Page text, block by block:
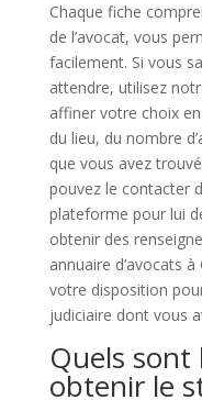
Chaque fiche
de l’avocat, vous
facilement. Si vous
attendre, utilisez
affiner votre choix
du lieu, du nombre
que vous avez
pouvez le contacter
plateforme pour lui
obtenir des
annuaire d’avocats
votre disposition
judiciaire dont vous
Quels sont
obtenir le